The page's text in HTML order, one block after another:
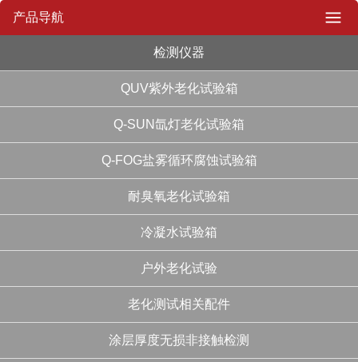
产品导航
检测仪器
QUV紫外老化试验箱
Q-SUN氙灯老化试验箱
Q-FOG盐雾循环腐蚀试验箱
耐臭氧老化试验箱
冷凝水试验箱
户外老化试验
老化测试相关配件
涂层厚度无损非接触检测